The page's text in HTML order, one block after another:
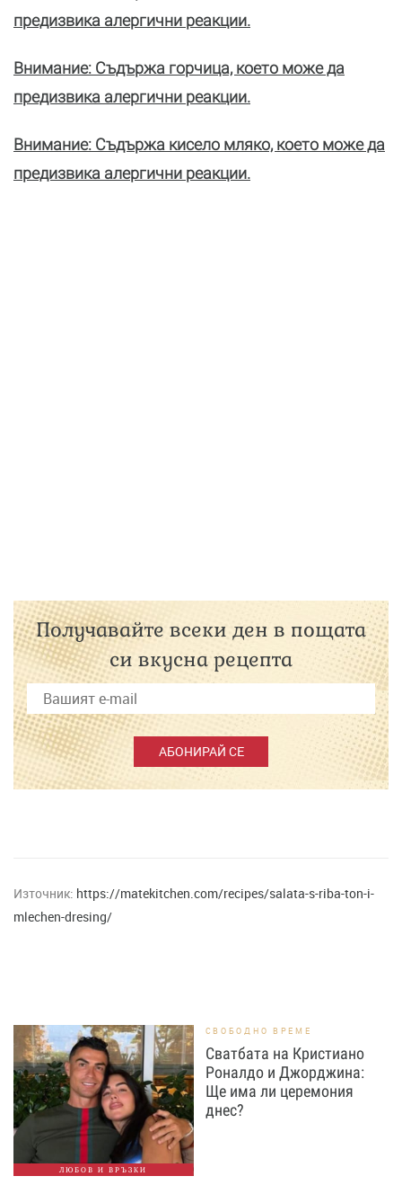
предизвика алергични реакции.
Внимание: Съдържа горчица, което може да
предизвика алергични реакции.
Внимание: Съдържа кисело мляко, което може да
предизвика алергични реакции.
Получавайте всеки ден в пощата
си вкусна рецепта
АБОНИРАЙ СЕ
Източник: https://matekitchen.com/recipes/salata-s-riba-ton-i-
mlechen-dresing/
ЛЮБОВ И ВРЪЗКИ
СВОБОДНО ВРЕМЕ
Сватбата на Кристиано
Роналдо и Джорджина:
Ще има ли церемония
днес?